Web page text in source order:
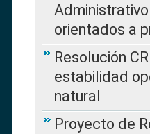
orientados a
Resolución
estabilidad
natural
Proyecto de